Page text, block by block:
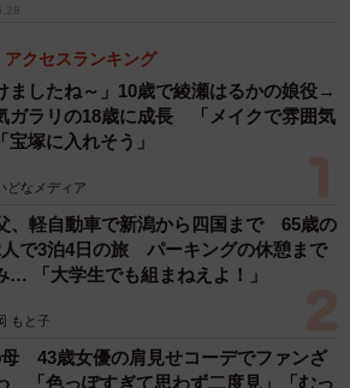
アクセスランキング
ましたね～」10歳で綾瀬はるかの娘役→
ガラリの18歳に成長 「メイクで雰囲気
宝塚に入れそう」
どなメディア
、軽自動車で新潟から四国まで 65歳の
で3泊4日の旅 パーキングの休憩まで
… 「大学生でも組まねえよ！」
もと子
43歳女優の肩見せコーデでファンざ
「色っぽすぎて思わず二度見」「むっ